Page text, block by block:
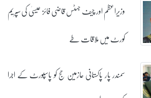
وزیراعظم اور چیف جسٹس قاضی فائز عیسیٰ کی سپریم
کورٹ میں ملاقات طے
سمندر پار پاکستانی عازمین حج کو پاسپورٹ کے اجرا